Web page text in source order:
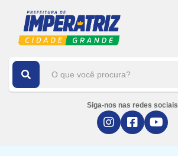
Siga-nos nas redes sociais